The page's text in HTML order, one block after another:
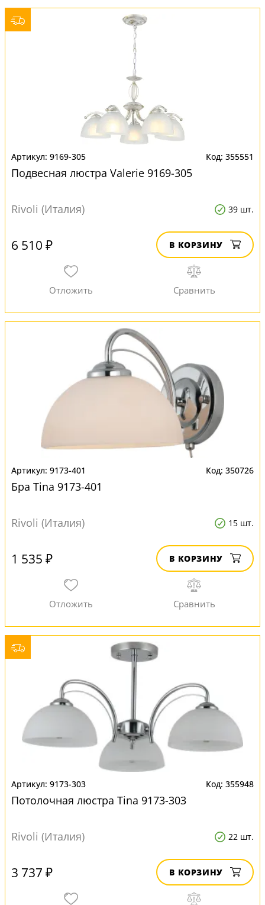
9169-305 355551
Подвесная люстра Valerie 9169-305
Rivoli (Италия) 39 шт.
6 510 ₽ В КОРЗИНУ
9173-401 350726
Бра Tina 9173-401
Rivoli (Италия) 15 шт.
1 535 ₽ В КОРЗИНУ
9173-303 355948
Потолочная люстра Tina 9173-303
Rivoli (Италия) 22 шт.
3 737 ₽ В КОРЗИНУ